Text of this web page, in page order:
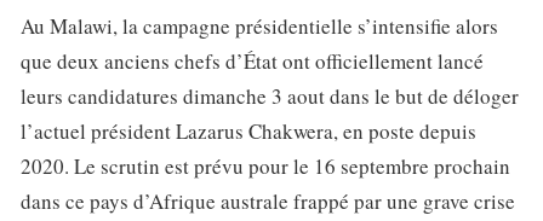
Au Malawi, la campagne présidentielle s’intensifie alors
que deux anciens chefs d’État ont officiellement lancé
leurs candidatures dimanche 3 aout dans le but de déloger
l’actuel président Lazarus Chakwera, en poste depuis
2020. Le scrutin est prévu pour le 16 septembre prochain
dans ce pays d’Afrique australe frappé par une grave crise